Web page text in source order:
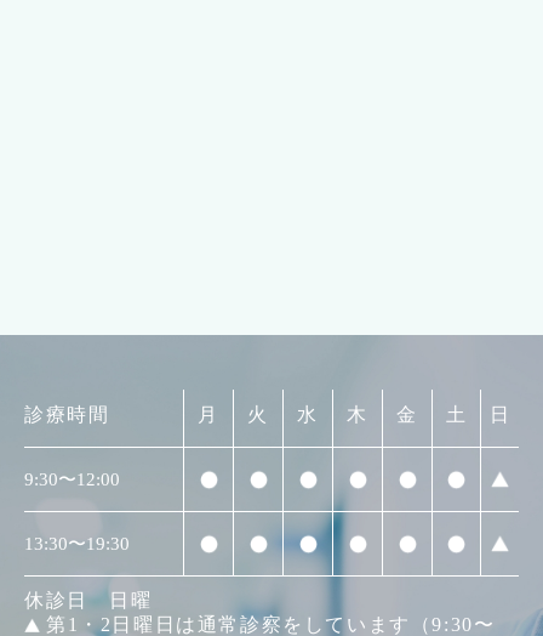
診療時間 月 火 水 木 金 土 日
9:30〜12:00
13:30〜19:30
休診日 日曜
第1・2日曜日は通常診察をしています（9:30〜